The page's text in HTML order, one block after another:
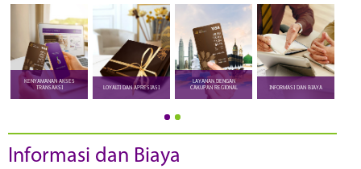
KENYAMANAN AKSES
TRANSAKSI
LOYALTI DAN APRESIASI
LAYANAN DENGAN
CAKUPAN REGIONAL
INFORMASI DAN BIAYA
Informasi dan Biaya